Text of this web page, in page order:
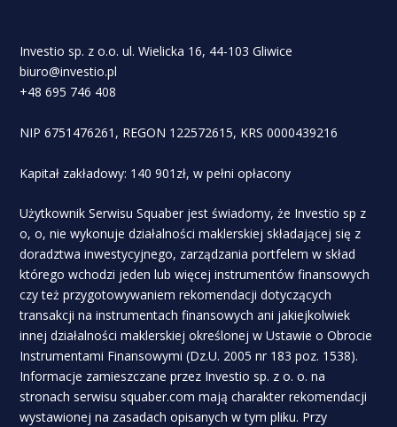
Investio sp. z o.o. ul. Wielicka 16, 44-103 Gliwice
biuro@investio.pl
+48 695 746 408
NIP 6751476261, REGON 122572615, KRS 0000439216
Kapitał zakładowy: 140 901zł, w pełni opłacony
Użytkownik Serwisu Squaber jest świadomy, że Investio sp z
o, o, nie wykonuje działalności maklerskiej składającej się z
doradztwa inwestycyjnego, zarządzania portfelem w skład
którego wchodzi jeden lub więcej instrumentów finansowych
czy też przygotowywaniem rekomendacji dotyczących
transakcji na instrumentach finansowych ani jakiejkolwiek
innej działalności maklerskiej określonej w Ustawie o Obrocie
Instrumentami Finansowymi (Dz.U. 2005 nr 183 poz. 1538).
Informacje zamieszczane przez Investio sp. z o. o. na
stronach serwisu squaber.com mają charakter rekomendacji
wystawionej na zasadach opisanych w tym pliku. Przy